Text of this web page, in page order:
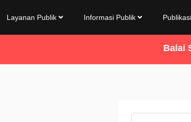
Layanan Publik Informasi Publik Publikasi
Balai